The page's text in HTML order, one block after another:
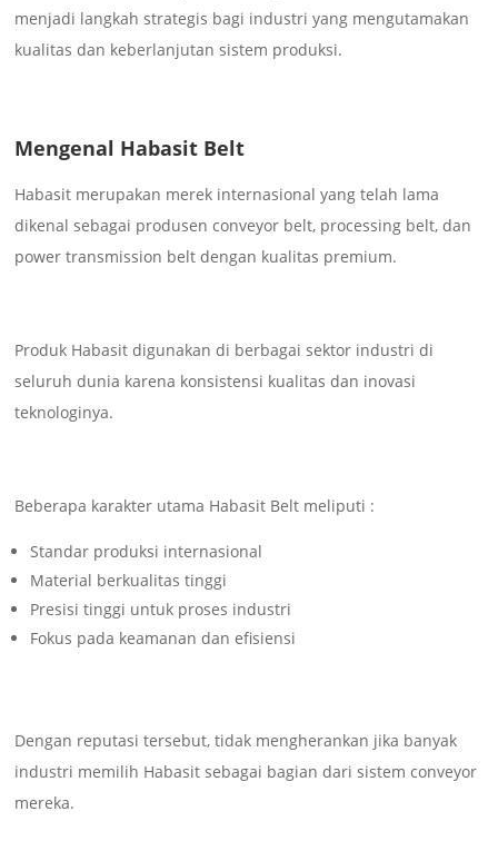
menjadi langkah strategis bagi industri yang mengutamakan
kualitas dan keberlanjutan sistem produksi.
Mengenal Habasit Belt
Habasit merupakan merek internasional yang telah lama
dikenal sebagai produsen conveyor belt, processing belt, dan
power transmission belt dengan kualitas premium.
Produk Habasit digunakan di berbagai sektor industri di
seluruh dunia karena konsistensi kualitas dan inovasi
teknologinya.
Beberapa karakter utama Habasit Belt meliputi :
Standar produksi internasional
Material berkualitas tinggi
Presisi tinggi untuk proses industri
Fokus pada keamanan dan efisiensi
Dengan reputasi tersebut, tidak mengherankan jika banyak
industri memilih Habasit sebagai bagian dari sistem conveyor
mereka.